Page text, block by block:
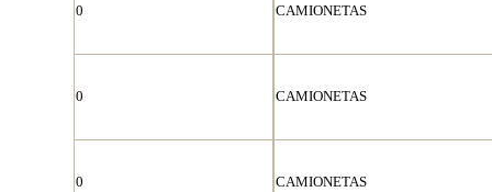
0 CAMIONETAS
0 CAMIONETAS
0 CAMIONETAS